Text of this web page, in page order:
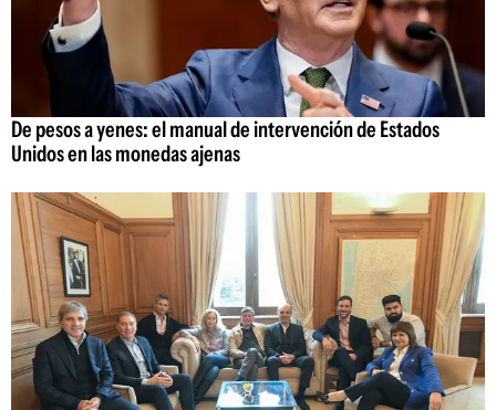
De pesos a yenes: el manual de intervención de Estados
Unidos en las monedas ajenas